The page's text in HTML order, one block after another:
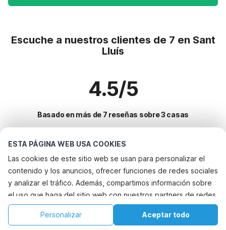
ESTA PÁGINA WEB USA COOKIES
Las cookies de este sitio web se usan para personalizar el
contenido y los anuncios, ofrecer funciones de redes sociales
y analizar el tráfico. Además, compartimos información sobre
el uso que haga del sitio web con nuestros partners de redes
sociales, publicidad y análisis web, quienes pueden
combinarla con otra información que les haya proporcionado
Aceptar todo
Personalizar
Escuche a nuestros clientes de 7 en Sant
Lluís
4.5/5
Basado en más de 7 reseñas sobre 3 casas
Destinos más populares para vacaciones
Ciudades con los mejores servicios para vacaciones
Alquileres vacacionales para familias con niños santa-gertrudis-de-
Alquileres vacacionales para familias con niños formentera
Alquileres vacacionales para familias con niños sant-rafel
Servicios populares para vacaciones en Sant-lluis
Alquileres vacacionales para familias con niños
Casa de vacaciones con piscina
Ciudades populares para vacaciones en Formentera
Inicio Lista de deseos Reservas Cuenta